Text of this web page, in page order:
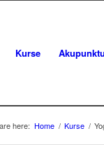
Kurse
here: Home / Kurse /